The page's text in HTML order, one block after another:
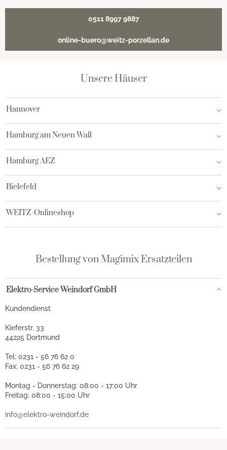
0511 8997 9887
online-buero@weitz-porzellan.de
Unsere Häuser
Hannover
Hamburg am Neuen Wall
Hamburg AEZ
Bielefeld
WEITZ-Onlineshop
Bestellung von Magimix Ersatzteilen
Elektro-Service Weindorf GmbH
Kundendienst
Kieferstr. 33
44225 Dortmund
Tel: 0231 - 56 76 62 0
Fax: 0231 - 56 76 62 29
Montag - Donnerstag: 08:00 - 17:00 Uhr
Freitag: 08:00 - 15:00 Uhr
info@elektro-weindorf.de